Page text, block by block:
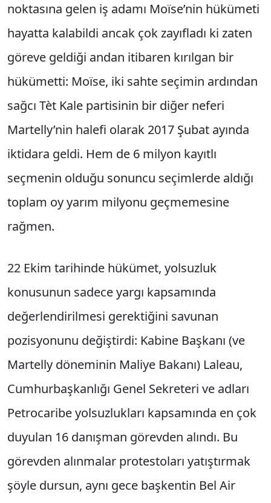
noktasına gelen iş adamı Moïse’nin hükümeti
hayatta kalabildi ancak çok zayıfladı ki zaten
göreve geldiği andan itibaren kırılgan bir
hükümetti: Moïse, iki sahte seçimin ardından
sağcı Tèt Kale partisinin bir diğer neferi
Martelly’nin halefi olarak 2017 Şubat ayında
iktidara geldi. Hem de 6 milyon kayıtlı
seçmenin olduğu sonuncu seçimlerde aldığı
toplam oy yarım milyonu geçmemesine
rağmen.
22 Ekim tarihinde hükümet, yolsuzluk
konusunun sadece yargı kapsamında
değerlendirilmesi gerektiğini savunan
pozisyonunu değiştirdi: Kabine Başkanı (ve
Martelly döneminin Maliye Bakanı) Laleau,
Cumhurbaşkanlığı Genel Sekreteri ve adları
Petrocaribe yolsuzlukları kapsamında en çok
duyulan 16 danışman görevden alındı. Bu
görevden alınmalar protestoları yatıştırmak
şöyle dursun, aynı gece başkentin Bel Air